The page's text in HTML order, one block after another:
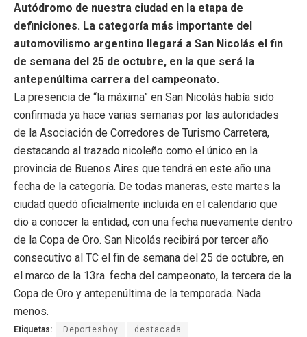
Autódromo de nuestra ciudad en la etapa de
definiciones. La categoría más importante del
automovilismo argentino llegará a San Nicolás el fin
de semana del 25 de octubre, en la que será la
antepenúltima carrera del campeonato.
La presencia de “la máxima” en San Nicolás había sido
confirmada ya hace varias semanas por las autoridades
de la Asociación de Corredores de Turismo Carretera,
destacando al trazado nicoleño como el único en la
provincia de Buenos Aires que tendrá en este año una
fecha de la categoría. De todas maneras, este martes la
ciudad quedó oficialmente incluida en el calendario que
dio a conocer la entidad, con una fecha nuevamente dentro
de la Copa de Oro. San Nicolás recibirá por tercer año
consecutivo al TC el fin de semana del 25 de octubre, en
el marco de la 13ra. fecha del campeonato, la tercera de la
Copa de Oro y antepenúltima de la temporada. Nada
menos.
Etiquetas: Deporteshoy destacada